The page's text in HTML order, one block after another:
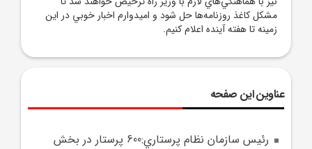
مشکل کاغذ روزنامه‌ها حل شود و اميدوارم اخبار خوبي در اين
زمينه تا هفته آينده اعلام کنيم.
عناوین این صفحه
رئيس سازمان نظام پرستاري:600 پرستار در بخش